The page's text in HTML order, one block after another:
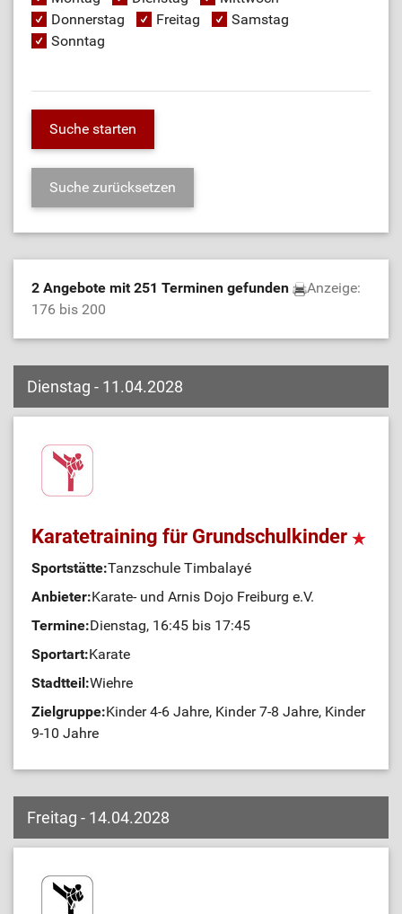
Donnerstag
Freitag
Samstag
Sonntag
2 Angebote mit 251 Terminen gefunden
Anzeige:
176 bis 200
Dienstag - 11.04.2028
Karatetraining für Grundschulkinder
Sportstätte:Tanzschule Timbalayé
Anbieter:Karate- und Arnis Dojo Freiburg e.V.
Termine:Dienstag, 16:45 bis 17:45
Sportart:Karate
Stadtteil:Wiehre
Zielgruppe:Kinder 4-6 Jahre, Kinder 7-8 Jahre, Kinder
9-10 Jahre
Freitag - 14.04.2028